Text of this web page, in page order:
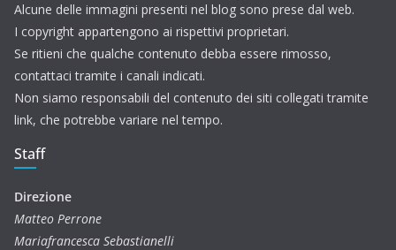
Alcune delle immagini presenti nel blog sono prese dal web.
I copyright appartengono ai rispettivi proprietari.
Se ritieni che qualche contenuto debba essere rimosso,
contattaci tramite i canali indicati.
Non siamo responsabili del contenuto dei siti collegati tramite
link, che potrebbe variare nel tempo.
Staff
Direzione
Matteo Perrone
Mariafrancesca Sebastianelli